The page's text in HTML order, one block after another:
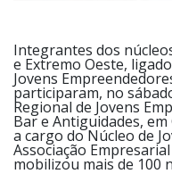
Integrantes dos
e Extremo Oeste,
Jovens
participaram, no
Regional de Jovens
Bar e Antiguidades,
a cargo do Núcleo de
Associação
mobilizou mais de 100